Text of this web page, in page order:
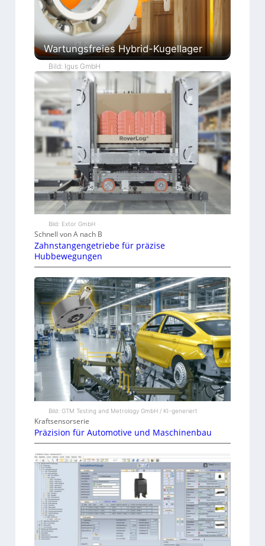
Wartungsfreies Hybrid-Kugellager
Bild: Igus GmbH
Bild: Extor GmbH
Schnell von A nach B
Zahnstangengetriebe für präzise
Hubbewegungen
Bild: GTM Testing and Metrology GmbH / KI-generiert
Kraftsensorserie
Präzision für Automotive und Maschinenbau